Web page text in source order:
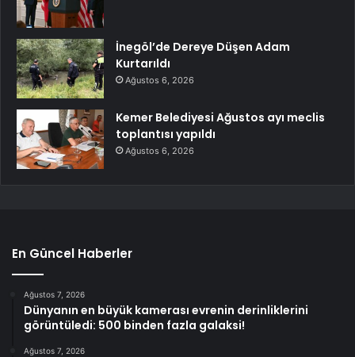
İnegöl’de Dereye Düşen Adam
Kurtarıldı
Ağustos 6, 2026
Kemer Belediyesi Ağustos ayı meclis
toplantısı yapıldı
Ağustos 6, 2026
En Güncel Haberler
Ağustos 7, 2026
Dünyanın en büyük kamerası evrenin derinliklerini
görüntüledi: 500 binden fazla galaksi!
Ağustos 7, 2026